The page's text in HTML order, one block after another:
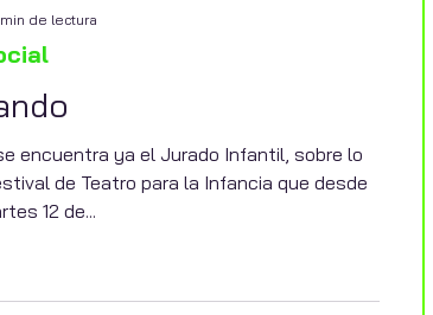
encuentra ya el Jurado Infantil, sobre lo
de Teatro para la Infancia que desde
12 de...
de lectura